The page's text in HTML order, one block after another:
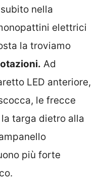
nella
elettrici
la troviamo
Ad
LED anteriore,
le frecce
targa dietro alla
più forte